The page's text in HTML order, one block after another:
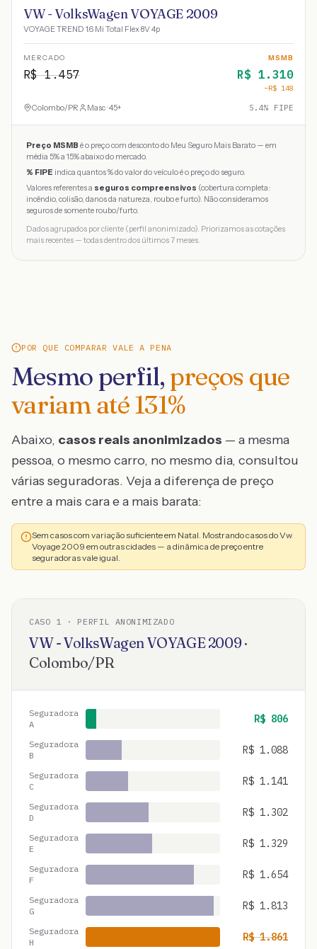
VW - VolksWagen VOYAGE 2009
VOYAGE TREND 1.6 Mi Total Flex 8V 4p
MERCADO
R$1.457
MSMB
R$ 1.310
−R$ 148
Colombo/PR Masc · 45+ 5.4% FIPE
Preço MSMB é o preço com desconto do Meu Seguro Mais Barato — em
média 5% a 15% abaixo do mercado.
% FIPE indica quantos % do valor do veículo é o preço do seguro.
Valores referentes a seguros compreensivos (cobertura completa:
incêndio, colisão, danos da natureza, roubo e furto). Não consideramos
seguros de somente roubo/furto.
Dados agrupados por cliente (perfil anonimizado). Priorizamos as cotações
mais recentes — todas dentro dos últimos 7 meses.
POR QUE COMPARAR VALE A PENA
Mesmo perfil, preços que
variam até131%
Abaixo, casos reais anonimizados — a mesma
pessoa, o mesmo carro, no mesmo dia, consultou
várias seguradoras. Veja a diferença de preço
entre a mais cara e a mais barata:
Sem casos com variação suficiente em Natal. Mostrando casos do Vw
Voyage 2009 em outras cidades — a dinâmica de preço entre
seguradoras vale igual.
CASO 1 · PERFIL ANONIMIZADO
VW - VolksWagenVOYAGE2009·
Colombo/PR
Seguradora
A
R$ 806
Seguradora
B
R$ 1.088
Seguradora
C
R$ 1.141
Seguradora
D
R$ 1.302
Seguradora
E
R$ 1.329
Seguradora
F
R$ 1.654
Seguradora
G
R$ 1.813
Seguradora
H
R$1.861